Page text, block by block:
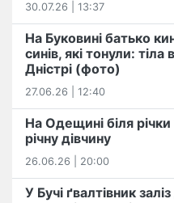
30.07.26 | 13:37
На Буковині батько
синів, які тонули:
Дністрі (фото)
27.06.26 | 12:40
На Одещині біля
річну дівчину
26.06.26 | 20:00
У Бучі ґвалтівник